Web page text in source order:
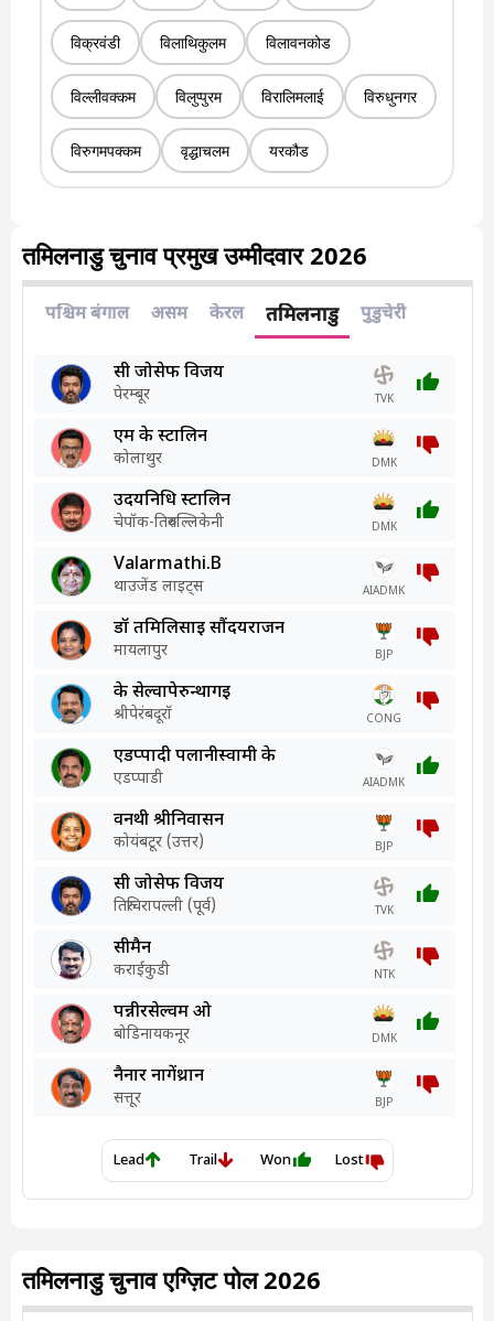
विक्रवंडी विलाथिकुलम विलावनकोड
विल्लीवक्कम विलुप्पुरम विरालिमलाई विरुधुनगर
विरुगमपक्कम वृद्धाचलम यरकौड
तमिलनाडु चुनाव प्रमुख उम्मीदवार 2026
तमिलनाडु चुनाव एग्ज़िट पोल 2026